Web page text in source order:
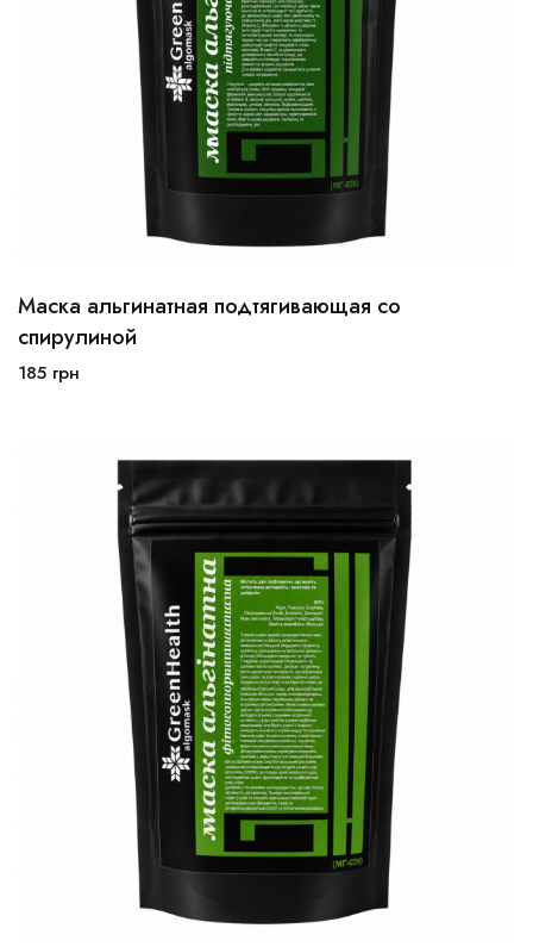
Маска альгинатная подтягивающая со
спирулиной
185 грн